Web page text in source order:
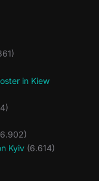
in Kiew
Kyiv (6.614)